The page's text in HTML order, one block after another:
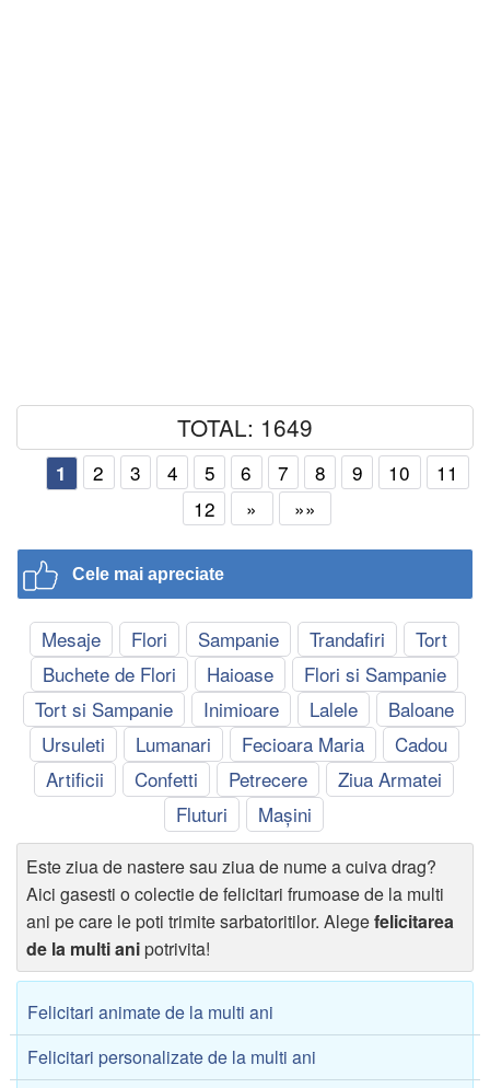
TOTAL: 1649
1 2 3 4 5 6 7 8 9 10
11
12
» »»
Cele mai apreciate
Mesaje Flori Sampanie Trandafiri
Tort
Buchete de Flori
Haioase
Flori si Sampanie
Tort si Sampanie
Inimioare Lalele
Baloane
Ursuleti
Lumanari Fecioara Maria
Cadou
Artificii
Confetti Petrecere
Ziua Armatei
Fluturi
Mașini
Este ziua de nastere sau ziua de nume a cuiva drag?
Aici gasesti o colectie de felicitari frumoase de la multi
ani pe care le poti trimite sarbatoritilor. Alegefelicitarea
de la multi anipotrivita!
Felicitari animate de la multi ani
Felicitari personalizate de la multi ani